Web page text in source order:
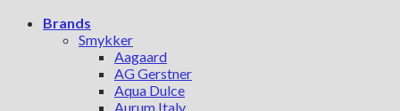
Brands
Smykker
Aagaard
AG Gerstner
Aqua Dulce
Aurum Italy